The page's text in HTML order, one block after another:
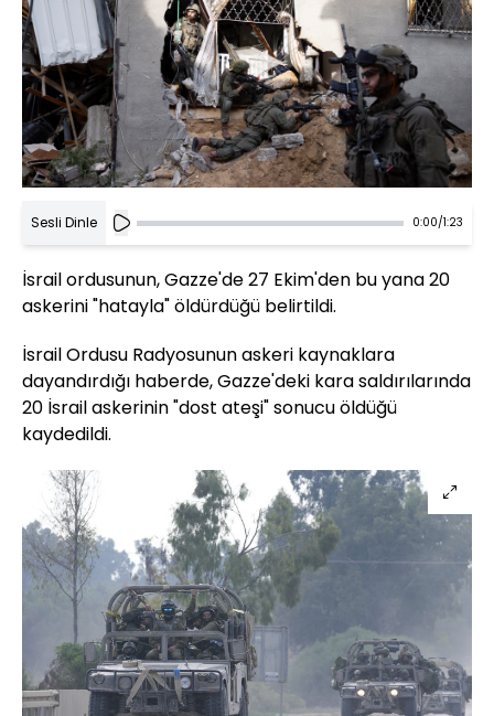
Sesli Dinle 0:00/1:23
İsrail ordusunun, Gazze'de 27 Ekim'den bu yana 20
askerini "hatayla" öldürdüğü belirtildi.
İsrail Ordusu Radyosunun askeri kaynaklara
dayandırdığı haberde, Gazze'deki kara saldırılarında
20 İsrail askerinin "dost ateşi" sonucu öldüğü
kaydedildi.